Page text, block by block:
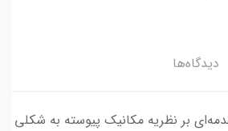
دیدگاه‌ها
بر نظریه مکانیک پیوسته به شکلی